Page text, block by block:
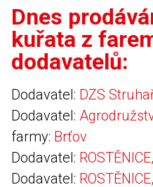
Dnes
kuřata z
dodavatelů:
Dodavatel: DZS
Dodavatel:
farmy: Brťov
Dodavatel:
Dodavatel: